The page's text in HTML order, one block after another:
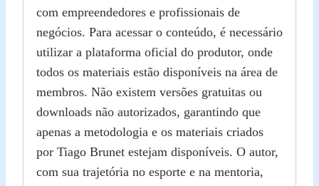
com empreendedores e profissionais de
negócios. Para acessar o conteúdo, é necessário
utilizar a plataforma oficial do produtor, onde
todos os materiais estão disponíveis na área de
membros. Não existem versões gratuitas ou
downloads não autorizados, garantindo que
apenas a metodologia e os materiais criados
por Tiago Brunet estejam disponíveis. O autor,
com sua trajetória no esporte e na mentoria,